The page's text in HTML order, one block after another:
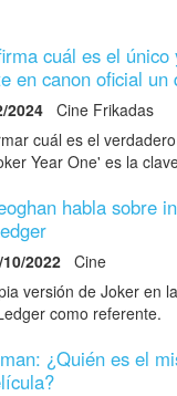
cuál es el
en canon oficial
2024 Cine Frikadas
cuál es el
Year One' es la
habla sobre
2022 Cine
versión de Joker en
como referente.
¿Quién es el